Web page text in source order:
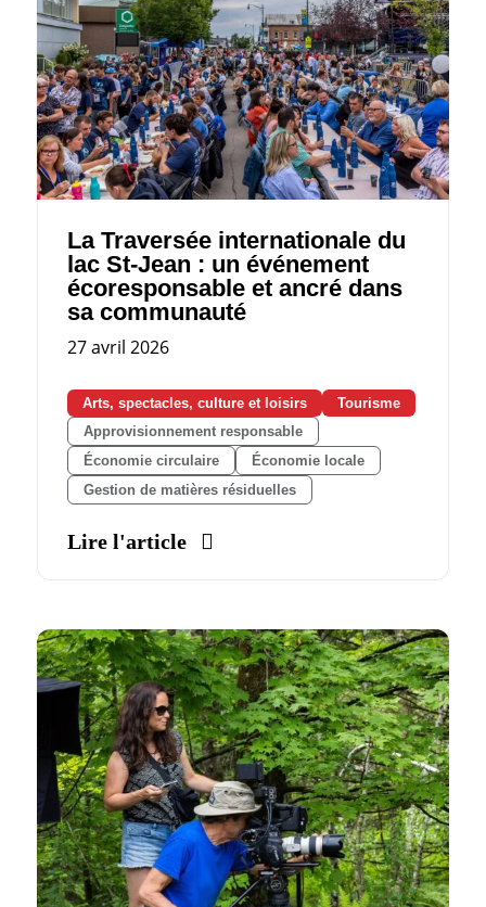
La Traversée internationale du
lac St‑Jean : un événement
écoresponsable et ancré dans
sa communauté
27 avril 2026
Arts, spectacles, culture et loisirs
Tourisme
Approvisionnement responsable
Économie circulaire
Économie locale
Gestion de matières résiduelles
Lire l'article